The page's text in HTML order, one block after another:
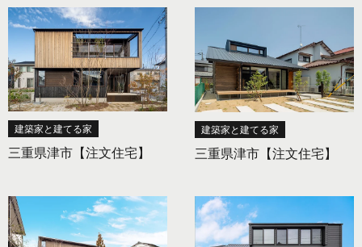
建築家と建てる家
三重県津市【注文住宅】
建築家と建てる家
三重県津市【注文住宅】